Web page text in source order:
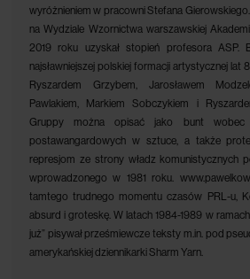
wyróżnieniem w pracowni Stefana
na Wydziale Wzornictwa warszawskiej
2019 roku uzyskał stopień profesora ASP.
najsławniejszej polskiej formacji artystycznej lat
Ryszardem Grzybem, Jarosławem
Pawlakiem, Markiem Sobczykiem i
Gruppy można opisać jako bunt wobec
postawangardowych w sztuce, a także
represjom ze strony władz komunistycznych
wprowadzonego w 1981 roku.
tamtego trudnego momentu czasów PRL-u,
absurd i groteskę. W latach 1984-1989 w
już” pisywał prześmiewcze teksty m.in. pod
amerykańskiej dziennikarki Sharm Yarn.